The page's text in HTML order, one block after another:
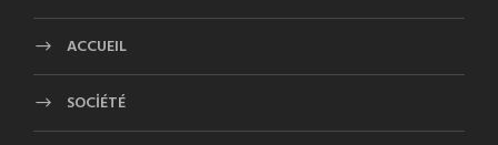
ACCUEIL
SOCİÉTÉ